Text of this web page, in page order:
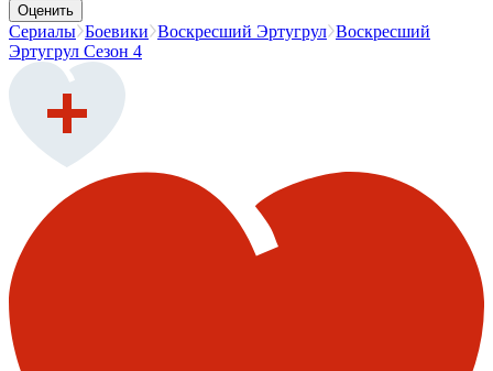
Оценить
Сериалы Боевики Воскресший Эртугрул Воскресший
Эртугрул Сезон 4